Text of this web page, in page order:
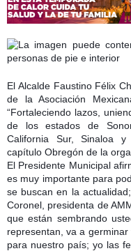
El Alcalde Faustino Félix
de la Asociación
“Fortaleciendo lazos,
de los estados de
California Sur, Sinaloa
capítulo Obregón de la
El Presidente Municipal
es muy importante para
se buscan en la
Coronel, presidenta de
que están sembrando
representan, va a
para nuestro país; yo las